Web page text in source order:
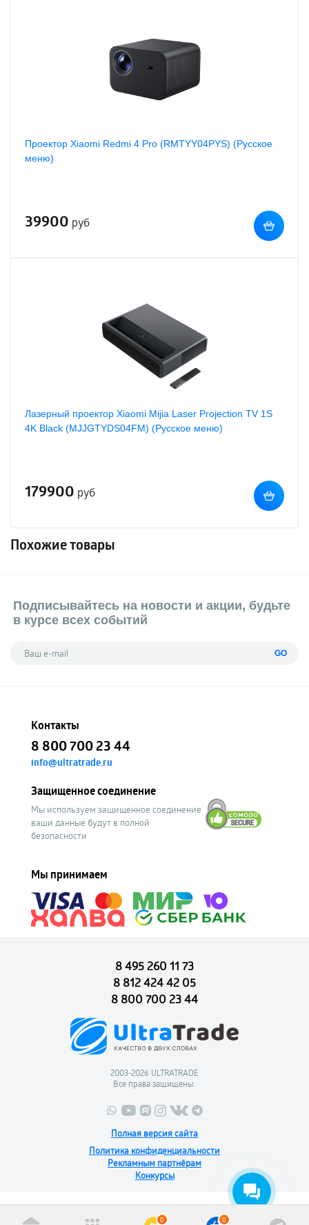
Проектор Xiaomi Redmi 4 Pro (RMTYY04PYS) (Русское
меню)
39900 руб
Лазерный проектор Xiaomi Mijia Laser Projection TV 1S
4K Black (MJJGTYDS04FM) (Русское меню)
179900 руб
Похожие товары
Подписывайтесь на новости и акции, будьте
в курсе всех событий
GO
Контакты
8 800 700 23 44
info@ultratrade.ru
Защищенное соединение
Мы используем защищенное соединение
ваши данные будут в полной
безопасности
Мы принимаем
0 0
8 495 260 11 73
8 812 424 42 05
8 800 700 23 44
2003-2026 ULTRATRADE
Все права защищены.
Полная версия сайта
Политика конфиденциальности
Рекламным партнёрам
Конкурсы